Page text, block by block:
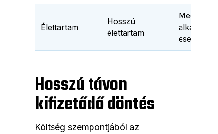
Élettartam
Hosszú
élettartam
Megfelelő
esetén
Hosszú távon
kifizetődő döntés
Költség szempontjából az